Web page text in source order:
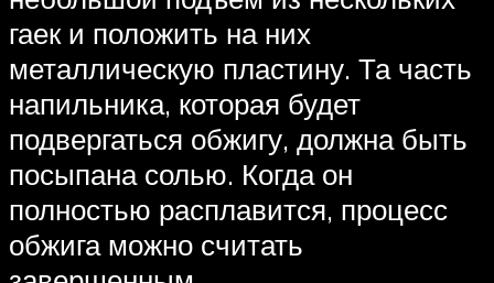
гаек и положить на них
металлическую пластину. Та часть
напильника, которая будет
подвергаться обжигу, должна быть
посыпана солью. Когда он
полностью расплавится, процесс
обжига можно считать